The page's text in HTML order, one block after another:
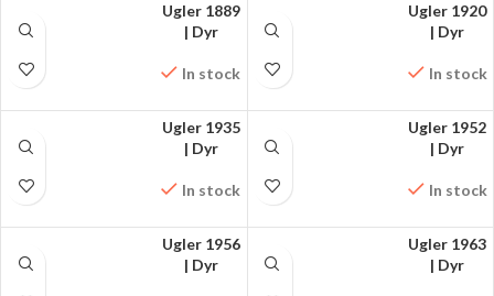
FÅ MØNSTRET PÅ
Ugler 1889
| Dyr
In stock
FÅ MØNSTRET PÅ
Ugler 1920
| Dyr
In stock
FÅ MØNSTRET PÅ
Ugler 1935
| Dyr
In stock
FÅ MØNSTRET PÅ
Ugler 1952
| Dyr
In stock
FÅ MØNSTRET PÅ
Ugler 1956
| Dyr
FÅ MØNSTRET PÅ
Ugler 1963
| Dyr